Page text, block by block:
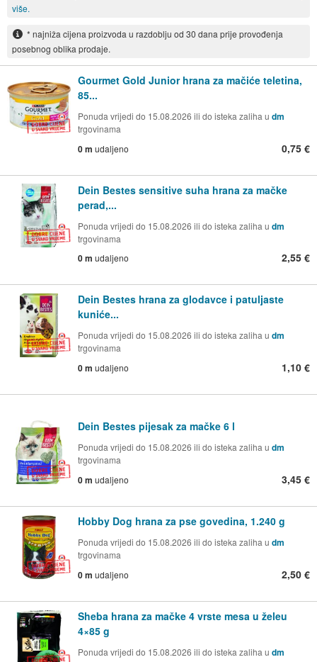
više.
* najniža cijena proizvoda u razdoblju od 30 dana prije provođenja
posebnog oblika prodaje.
Gourmet Gold Junior hrana za mačiće teletina,
85...
Ponuda vrijedi do 15.08.2026 ili do isteka zaliha u dm
trgovinama
0 m udaljeno 0,75 €
Dein Bestes sensitive suha hrana za mačke
perad,...
Ponuda vrijedi do 15.08.2026 ili do isteka zaliha u dm
trgovinama
0 m udaljeno 2,55 €
Dein Bestes hrana za glodavce i patuljaste
kuniće...
Ponuda vrijedi do 15.08.2026 ili do isteka zaliha u dm
trgovinama
0 m udaljeno 1,10 €
Dein Bestes pijesak za mačke 6 l
Ponuda vrijedi do 15.08.2026 ili do isteka zaliha u dm
trgovinama
0 m udaljeno 3,45 €
Hobby Dog hrana za pse govedina, 1.240 g
Ponuda vrijedi do 15.08.2026 ili do isteka zaliha u dm
trgovinama
0 m udaljeno 2,50 €
Sheba hrana za mačke 4 vrste mesa u želeu
4×85 g
Ponuda vrijedi do 15.08.2026 ili do isteka zaliha u dm